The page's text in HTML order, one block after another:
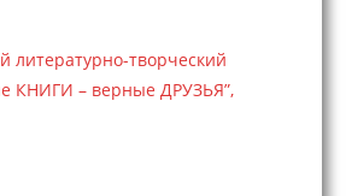
литературно-творческий
КНИГИ – верные ДРУЗЬЯ”,